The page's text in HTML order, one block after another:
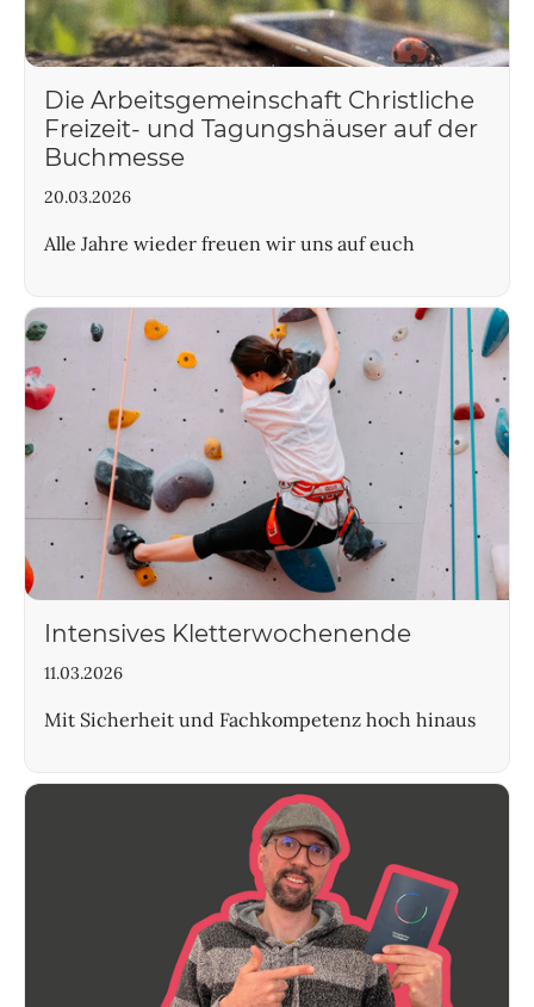
Die Arbeitsgemeinschaft Christliche
Freizeit- und Tagungshäuser auf der
Buchmesse
20.03.2026
Alle Jahre wieder freuen wir uns auf euch
Intensives Kletterwochenende
11.03.2026
Mit Sicherheit und Fachkompetenz hoch hinaus